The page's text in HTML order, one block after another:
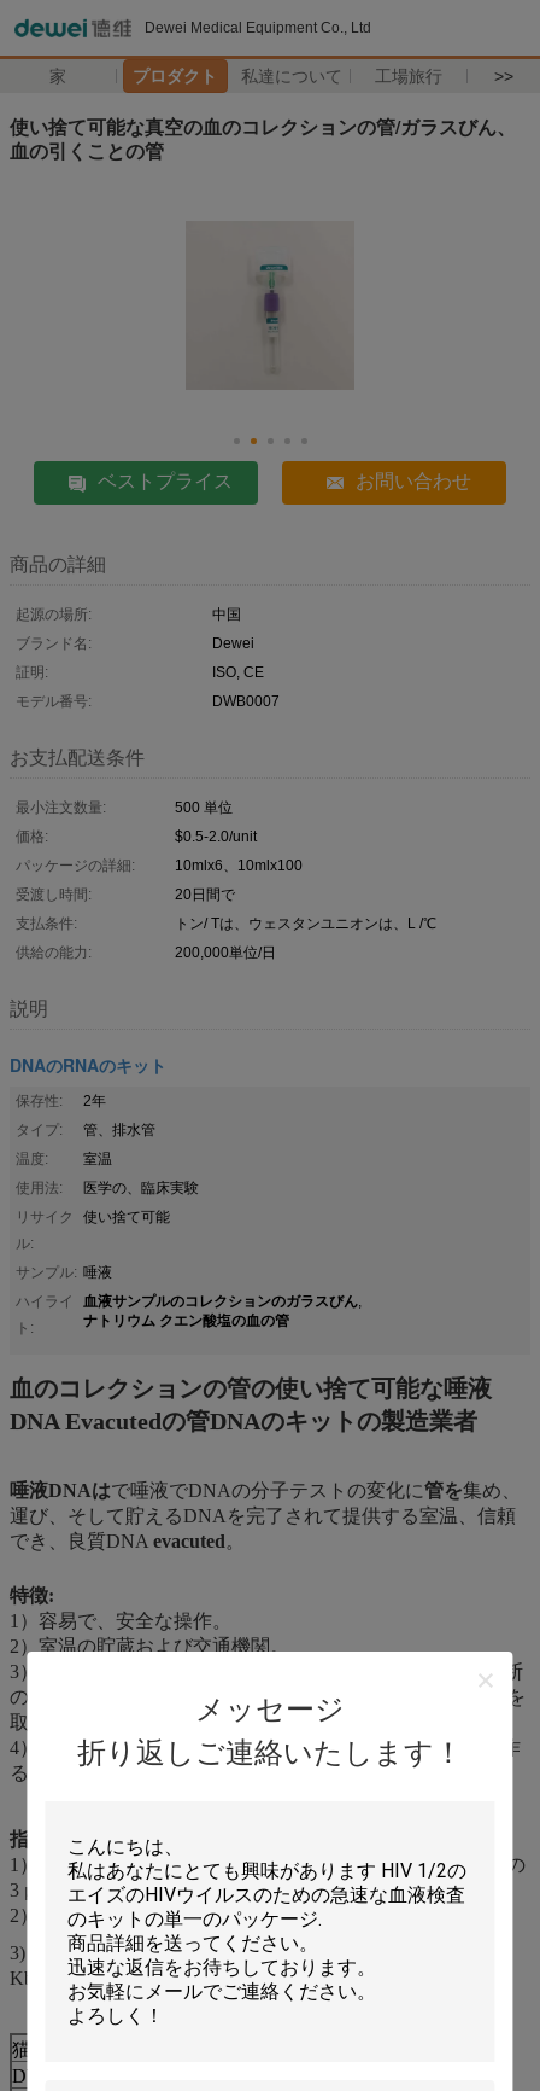
Dewei Medical Equipment Co., Ltd
家 プロダクト 私達について 工場旅行 >>
メッセージ
折り返しご連絡いたします！
使い捨て可能な真空の血のコレクションの管/ガラスびん、
血の引くことの管
ベストプライス お問い合わせ
商品の詳細
起源の場所:
中国
ブランド名:
Dewei
証明:
ISO, CE
モデル番号:
DWB0007
お支払配送条件
最小注文数量:
500 単位
価格:
$0.5-2.0/unit
パッケージの詳細:
10mlx6、10mlx100
受渡し時間:
20日間で
支払条件:
トン/ Tは、ウェスタンユニオンは、L /℃
供給の能力:
200,000単位/日
説明
DNAのRNAのキット
保存性:
2年
タイプ:
管、排水管
温度:
室温
使用法:
医学の、臨床実験
リサイク
ル:
使い捨て可能
サンプル: 唾液
ハイライ
ト:
血液サンプルのコレクションのガラスびん,
ナトリウム クエン酸塩の血の管
血のコレクションの管の使い捨て可能な唾液
DNA Evacutedの管DNAのキットの製造業者
唾液DNAはで唾液でDNAの分子テストの変化に管を集め、
運び、そして貯えるDNAを完了されて提供する室温、信頼
でき、良質DNA evacuted。
特徴:
1）容易で、安全な操作。
2）室温の貯蔵および交通機関。
3）良質および高い収穫の唾液DNAはSNPの分析遺伝の診断
の実験を、qPCRのような、NGS完了するためにの血DNAを
取り替えることができる。
4）オペレータにウィルスフリーおよび生殖不能の環境を作
る禁止のウイルス成長および病原菌を殺すこと。
指定:
1）唾液（異なったサンプル、異なったDNAの収穫）からの
3 μg-60 μg /mLのgDNA。
2）保存性3年の場合の室温（15 ° C - 25 ° C）の店。
3) 浄化されたDNA:A260/A280 > 1.7。DNAの長さの≧ 23の
Kb。
猫。いいえ。
DWB0003